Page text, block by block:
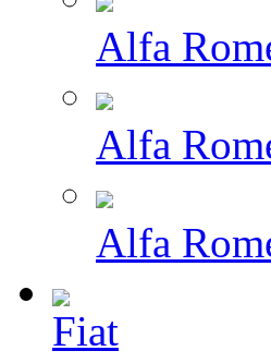
Alfa
Alfa
Alfa
Fiat